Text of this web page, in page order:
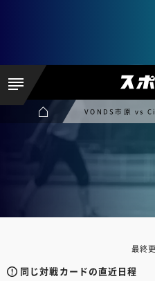
VONDS市原 vs
最終
同じ対戦カードの直近日程